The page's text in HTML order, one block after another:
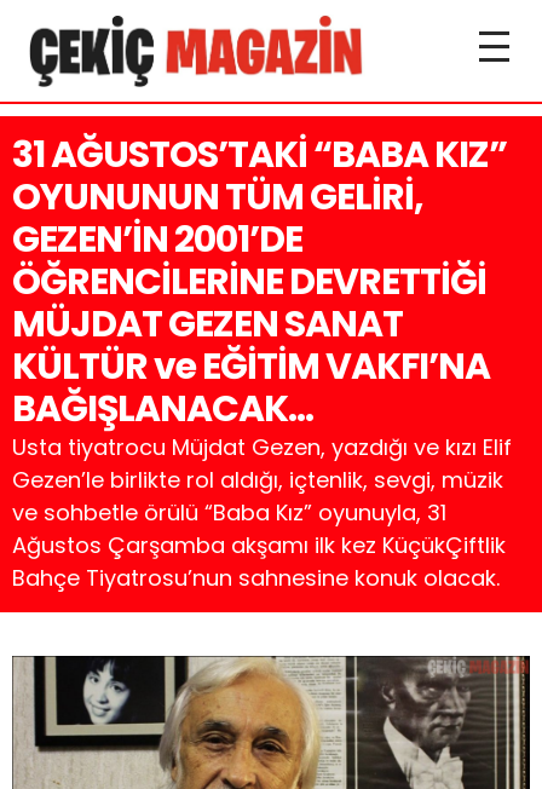
31 AĞUSTOS’TAKİ “BABA KIZ”
OYUNUNUN TÜM GELİRİ,
GEZEN’İN 2001’DE
ÖĞRENCİLERİNE DEVRETTİĞİ
MÜJDAT GEZEN SANAT
KÜLTÜR ve EĞİTİM VAKFI’NA
BAĞIŞLANACAK…
Usta tiyatrocu Müjdat Gezen, yazdığı ve kızı Elif
Gezen’le birlikte rol aldığı, içtenlik, sevgi, müzik
ve sohbetle örülü “Baba Kız” oyunuyla, 31
Ağustos Çarşamba akşamı ilk kez KüçükÇiftlik
Bahçe Tiyatrosu’nun sahnesine konuk olacak.